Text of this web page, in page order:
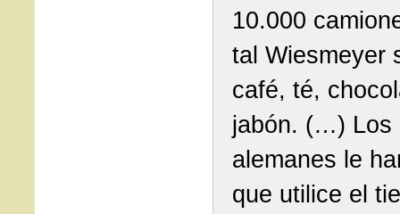
10.000
tal Wiesmeyer
café, té,
jabón. (…) Los
alemanes le
que utilice el